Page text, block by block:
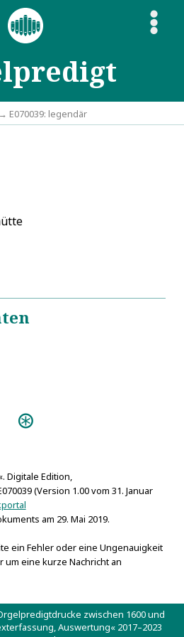
S
→ E070039: legendär
Digitale Edition,
(Version 1.00 vom 31. Januar
am 29. Mai 2019.
ein Fehler oder eine Ungenauigkeit
eine kurze Nachricht an
zwischen 1600 und
Auswertung« 2017–2023